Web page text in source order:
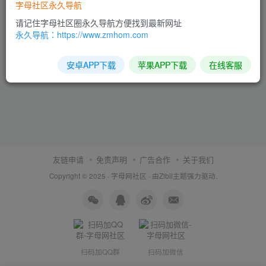
友链申请 免责声明 广告合作 关于我们
Copyright © 2025 · 字母网社区 · 由Zibll主题强力驱动.
扫码加QQ群 扫码加微信
字母社区永久导航
请记住字母社区圈永久导航方便找到最新网址
永久导航：https://www.zmhom.com
安卓APP下载 苹果APP下载 在线客服